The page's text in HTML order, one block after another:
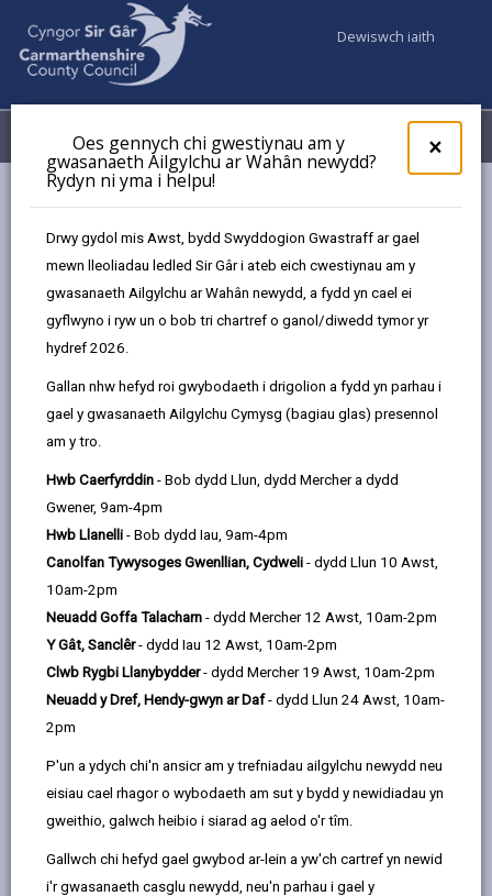
×
Oes gennych chi gwestiynau am y
gwasanaeth Ailgylchu ar Wahân newydd?
Rydyn ni yma i helpu!
Drwy gydol mis Awst, bydd Swyddogion Gwastraff ar gael
mewn lleoliadau ledled Sir Gâr i ateb eich cwestiynau am y
gwasanaeth Ailgylchu ar Wahân newydd, a fydd yn cael ei
gyflwyno i ryw un o bob tri chartref o ganol/diwedd tymor yr
hydref 2026.
Gallan nhw hefyd roi gwybodaeth i drigolion a fydd yn parhau i
gael y gwasanaeth Ailgylchu Cymysg (bagiau glas) presennol
am y tro.
Hwb Caerfyrddin - Bob dydd Llun, dydd Mercher a dydd
Gwener, 9am-4pm
Hwb Llanelli - Bob dydd Iau, 9am-4pm
Canolfan Tywysoges Gwenllian, Cydweli - dydd Llun 10 Awst,
10am-2pm
Neuadd Goffa Talacharn - dydd Mercher 12 Awst, 10am-2pm
Y Gât, Sanclêr- dydd Iau 12 Awst, 10am-2pm
Clwb Rygbi Llanybydder- dydd Mercher 19 Awst, 10am-2pm
Neuadd y Dref, Hendy-gwyn ar Daf- dydd Llun 24 Awst, 10am-
2pm
P'un a ydych chi'n ansicr am y trefniadau ailgylchu newydd neu
eisiau cael rhagor o wybodaeth am sut y bydd y newidiadau yn
gweithio, galwch heibio i siarad ag aelod o'r tîm.
Gallwch chi hefyd gael gwybod ar-lein a yw'ch cartref yn newid
i'r gwasanaeth casglu newydd, neu'n parhau i gael y
Dewiswch iaith
Dewislen
Safon Effeithlonrwydd Ynni Ofynnol
Beth yw Safon Effeithlonrwydd Ynni
Ofynnol?
Ers Ebrill 2020 mae Safon Effeithlonrwydd Ynni
Gofynnol wedi'u cymhwyso i bob tenantiaeth sy'n cael
eu rhentu'n breifat hyd yn oed y rhai heb newid
bod Landlordiaid yn derbyn cyngor a gwybodaeth am y
gofynion presennol ac yn cyfeirio at y ffynonellau
cymorth cyllid sydd ar gael lle bo hynny'n berthnasol.
Os ydych ar hyn o bryd yn gosod eiddo gyda sgôr EPC
o 'F neu G', ac nad ydych eisoes wedi gweithredu,
rhaid i chi wella sgôr yr eiddo i sgôr isafswm o 'E' neu
gofrestru eithriad lle bo hynny'n berthnasol.
Tystysgrif Perfformiad Ynni
Bydd y Dystysgrif Perfformiad Ynni yn amlinellu'r
mesurau a argymhellir y gallwch eu cymryd i'ch helpu i
wella'r sgôr Ynni.
Os ydych yn ansicr a oes gan eich eiddo EPC, ewch i
wefan Llywodraeth Deyrnas Unedig i ddod o hyd